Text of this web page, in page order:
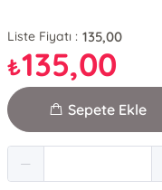
Liste Fiyatı : 135,00
₺135,00
Sepete Ekle